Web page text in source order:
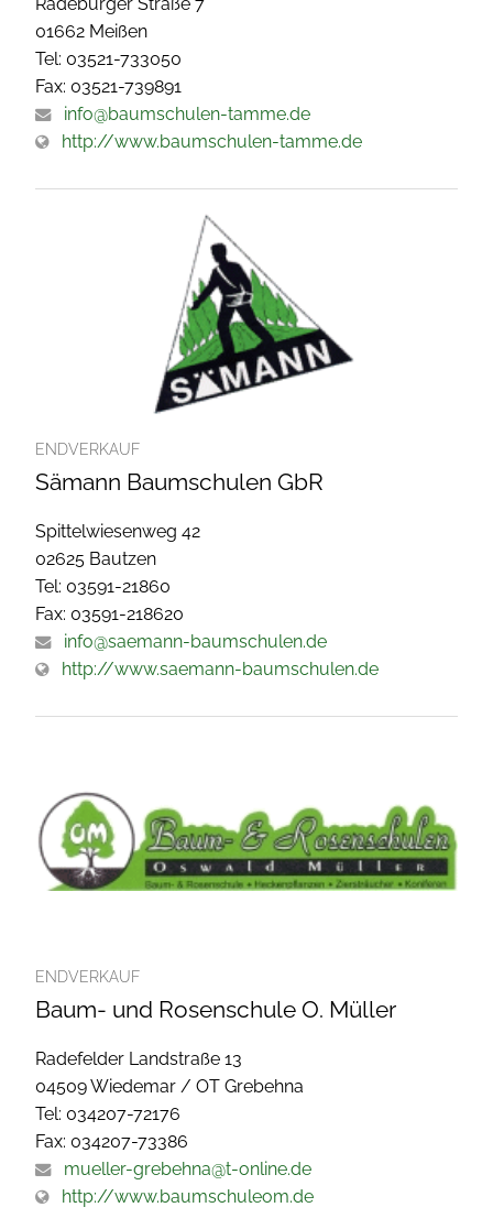
01662 Meißen
Tel: 03521-733050
Fax: 03521-739891
info@baumschulen-tamme.de
http://www.baumschulen-tamme.de
ENDVERKAUF
Sämann Baumschulen GbR
Spittelwiesenweg 42
02625 Bautzen
Tel: 03591-21860
Fax: 03591-218620
info@saemann-baumschulen.de
http://www.saemann-baumschulen.de
ENDVERKAUF
Baum- und Rosenschule O. Müller
Radefelder Landstraße 13
04509 Wiedemar / OT Grebehna
Tel: 034207-72176
Fax: 034207-73386
mueller-grebehna@t-online.de
http://www.baumschuleom.de